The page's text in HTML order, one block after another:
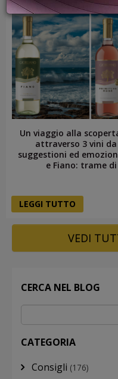
GIFT
CARD
BLOG
ACCEDI
Un viaggio alla
attraverso 3 vini
suggestioni ed
e Fiano: trame
LEGGI TUTTO
VEDI
CERCA NEL BLOG
CATEGORIA
Consigli (176)